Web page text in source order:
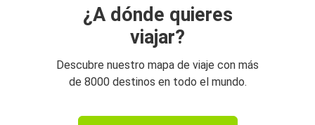
¿A dónde quieres
viajar?
Descubre nuestro mapa de viaje con más
de 8000 destinos en todo el mundo.